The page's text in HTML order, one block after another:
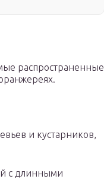
распространенные
и кустарников,
с длинными